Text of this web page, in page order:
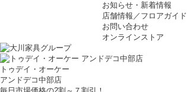
お知らせ・新着情報
店舗情報／フロアガイド
お問い合わせ
オンラインストア
トゥデイ・オーケー
アンドデコ中部店